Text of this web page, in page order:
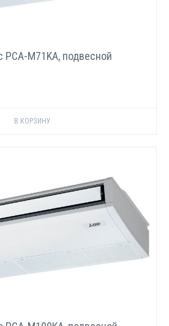
M71KA, подвесной